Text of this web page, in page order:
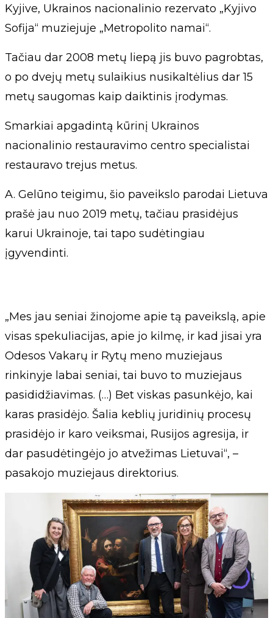
Kyjive, Ukrainos nacionalinio rezervato „Kyjivo
Sofija“ muziejuje „Metropolito namai“.
Tačiau dar 2008 metų liepą jis buvo pagrobtas,
o po dvejų metų sulaikius nusikaltėlius dar 15
metų saugomas kaip daiktinis įrodymas.
Smarkiai apgadintą kūrinį Ukrainos
nacionalinio restauravimo centro specialistai
restauravo trejus metus.
A. Gelūno teigimu, šio paveikslo parodai Lietuva
prašė jau nuo 2019 metų, tačiau prasidėjus
karui Ukrainoje, tai tapo sudėtingiau
įgyvendinti.
„Mes jau seniai žinojome apie tą paveikslą, apie
visas spekuliacijas, apie jo kilmę, ir kad jisai yra
Odesos Vakarų ir Rytų meno muziejaus
rinkinyje labai seniai, tai buvo to muziejaus
pasididžiavimas. (…) Bet viskas pasunkėjo, kai
karas prasidėjo. Šalia keblių juridinių procesų
prasidėjo ir karo veiksmai, Rusijos agresija, ir
dar pasudėtingėjo jo atvežimas Lietuvai“, –
pasakojo muziejaus direktorius.